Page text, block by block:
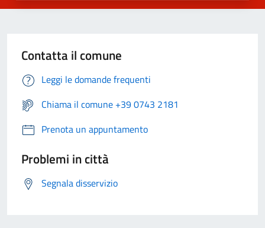
Contatta il comune
Leggi le domande frequenti
Chiama il comune +39 0743 2181
Prenota un appuntamento
Problemi in città
Segnala disservizio